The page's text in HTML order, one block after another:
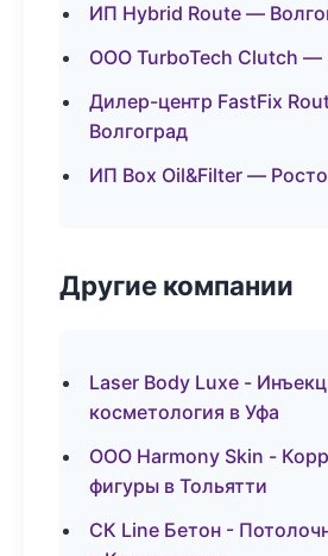
ИП Hybrid Route —
ООО TurboTech Clutch —
Дилер-центр FastFix
Волгоград
ИП Box Oil&Filter —
Другие компании
Laser Body Luxe -
косметология в Уфа
ООО Harmony Skin -
фигуры в Тольятти
СК Line Бетон -